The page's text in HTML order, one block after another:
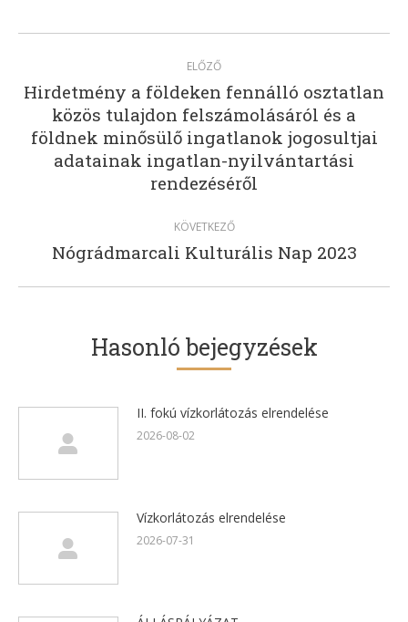
navigation
ELŐZŐ
Previous
post:
Hirdetmény a földeken fennálló osztatlan
közös tulajdon felszámolásáról és a
földnek minősülő ingatlanok jogosultjai
adatainak ingatlan-nyilvántartási
rendezéséről
KÖVETKEZŐ
Next
Nógrádmarcali Kulturális Nap 2023
Hasonló bejegyzések
II. fokú vízkorlátozás elrendelése
2026-08-02
Vízkorlátozás elrendelése
2026-07-31